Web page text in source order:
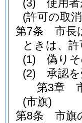
(3)
使用
(許可の取
第7条
市長
ときは、
(1)
偽り
(2)
承認
第3章
(市旗)
第8条
市旗